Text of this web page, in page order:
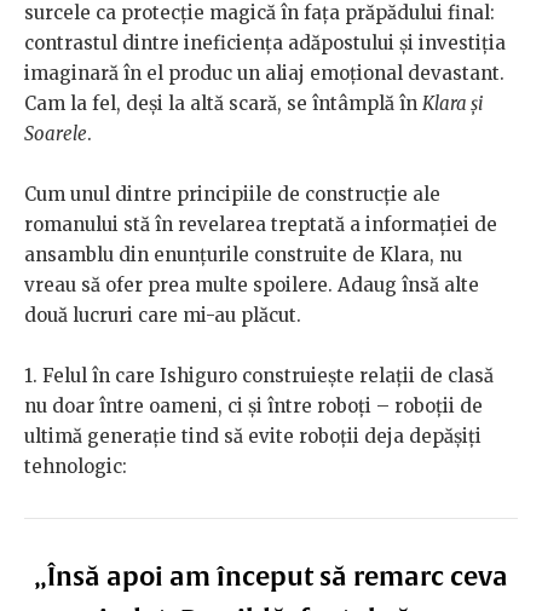
surcele ca protecție magică în fața prăpădului final:
contrastul dintre ineficiența adăpostului și investiția
imaginară în el produc un aliaj emoțional devastant.
Cam la fel, deși la altă scară, se întâmplă în Klara și
Soarele.
Cum unul dintre principiile de construcție ale
romanului stă în revelarea treptată a informației de
ansamblu din enunțurile construite de Klara, nu
vreau să ofer prea multe spoilere. Adaug însă alte
două lucruri care mi-au plăcut.
1. Felul în care Ishiguro construiește relații de clasă
nu doar între oameni, ci și între roboți – roboții de
ultimă generație tind să evite roboții deja depășiți
tehnologic:
„Însă apoi am început să remarc ceva